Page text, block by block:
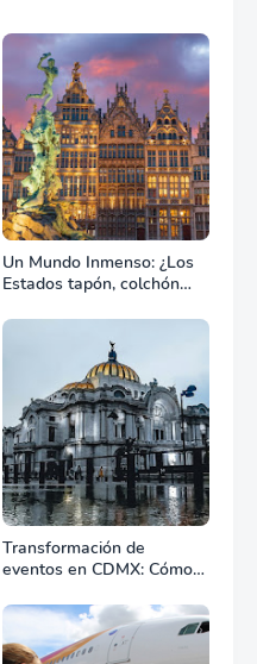
Un Mundo Inmenso: ¿Los
Estados tapón, colchón
combate?
Transformación de
eventos en CDMX: Cómo
equipos define el éxito de
tu celebración